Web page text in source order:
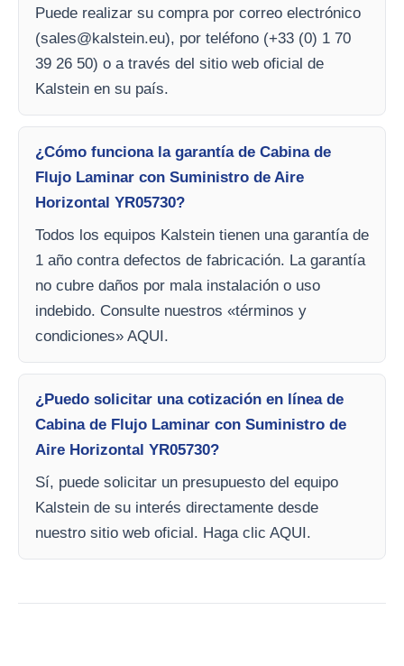
Puede realizar su compra por correo electrónico
(sales@kalstein.eu), por teléfono (+33 (0) 1 70
39 26 50) o a través del sitio web oficial de
Kalstein en su país.
¿Cómo funciona la garantía de Cabina de
Flujo Laminar con Suministro de Aire
Horizontal YR05730?
Todos los equipos Kalstein tienen una garantía de
1 año contra defectos de fabricación. La garantía
no cubre daños por mala instalación o uso
indebido. Consulte nuestros «términos y
condiciones» AQUI.
¿Puedo solicitar una cotización en línea de
Cabina de Flujo Laminar con Suministro de
Aire Horizontal YR05730?
Sí, puede solicitar un presupuesto del equipo
Kalstein de su interés directamente desde
nuestro sitio web oficial. Haga clic AQUI.